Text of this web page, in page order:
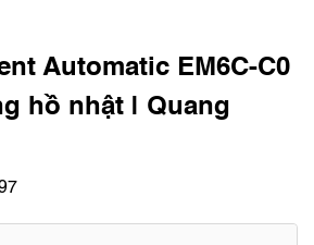
Automatic EM6C-C0
hồ nhật | Quang